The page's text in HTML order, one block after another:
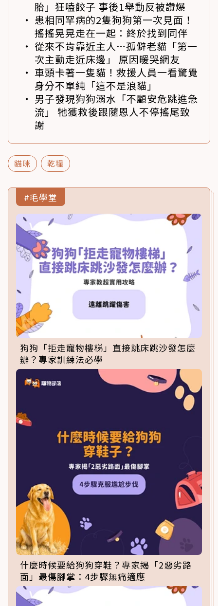
胎」狂嗑餃子 事後1舉動反被讚爆
患相同罕病的2隻狗狗第一次見面！
搖搖晃晃走在一起：終於找到同伴
從來不肯靠近主人…孤僻老貓「第一
次主動走近床邊」 原因暖哭網友
車頭卡著一隻貓！救援人員一看驚覺
身分不單純「這不是浪貓」
男子發現狗狗溺水「不顧安危跳進急
流」 牠獲救後跟隨恩人不停搖尾致
謝
貓咪 乾糧
#毛學堂
狗狗「拒走寵物樓梯」直接跳床跳沙發怎麼
辦？專家訓練法必學
什麼時候要給狗狗穿鞋？專家揭「2惡劣路
面」最傷腳掌：4步驟無痛適應